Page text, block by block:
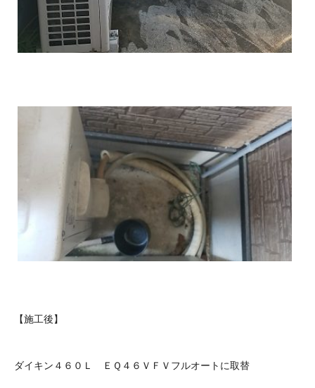
【施工後】
ダイキン４６０Ｌ ＥＱ４６ＶＦＶフルオートに取替